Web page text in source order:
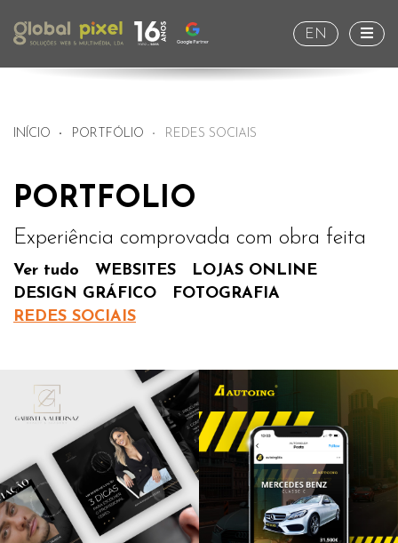
EN
INÍCIO PORTFÓLIO REDES SOCIAIS
PORTFOLIO
Experiência comprovada com obra feita
Ver tudo WEBSITES
LOJAS ONLINE
DESIGN GRÁFICO
FOTOGRAFIA
REDES SOCIAIS